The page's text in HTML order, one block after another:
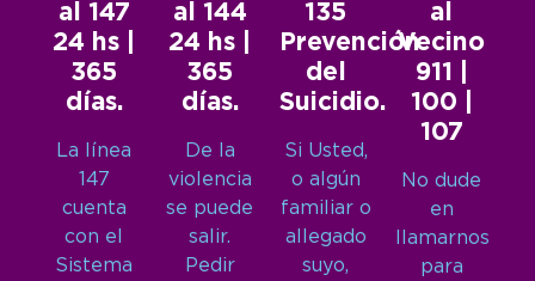
al 147
24 hs |
365
días.
La línea
147
cuenta
con el
Sistema
al 144
24 hs |
365
días.
De la
violencia
se puede
salir.
Pedir
135
Prevención
del
Suicidio.
Si Usted,
o algún
familiar o
allegado
suyo,
al
Vecino
911 |
100 |
107
No dude
en
llamarnos
para